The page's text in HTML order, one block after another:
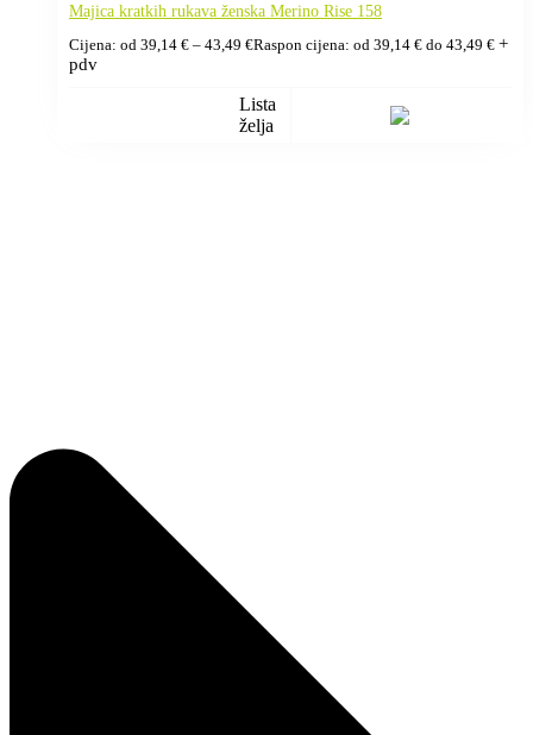
Majica kratkih rukava ženska Merino Rise 158
Cijena: od 39,14 € – 43,49 €Raspon cijena: od 39,14 € do 43,49 € +
pdv
Lista
želja